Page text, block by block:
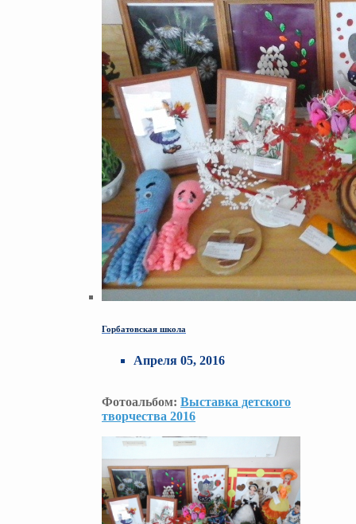
Горбатовская школа
Апреля 05, 2016
Фотоальбом: Выставка детского
творчества 2016